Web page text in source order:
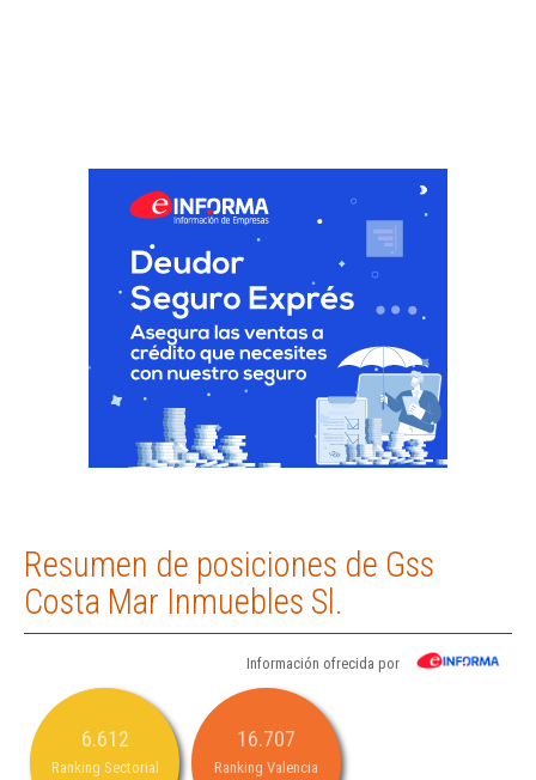
Resumen de posiciones de Gss
Costa Mar Inmuebles Sl.
Información ofrecida por
6.612
Ranking Sectorial
16.707
Ranking Valencia